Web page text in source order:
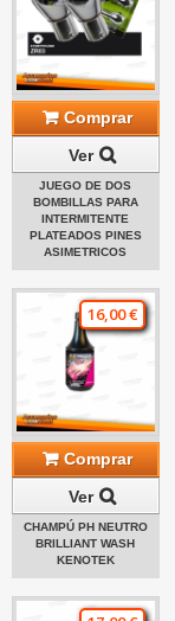
Comprar
Ver
JUEGO DE DOS
BOMBILLAS PARA
INTERMITENTE
PLATEADOS PINES
ASIMETRICOS
16,00 €
Comprar
Ver
CHAMPÚ PH NEUTRO
BRILLIANT WASH
KENOTEK